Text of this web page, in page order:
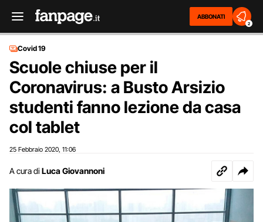
ABBONATI
2
Covid 19
Scuole chiuse per il
Coronavirus: a Busto Arsizio
studenti fanno lezione da casa
col tablet
25 Febbraio 2020 11:06
A cura di Luca Giovannoni